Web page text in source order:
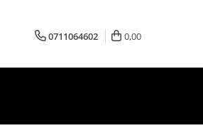
0711064602 0,00